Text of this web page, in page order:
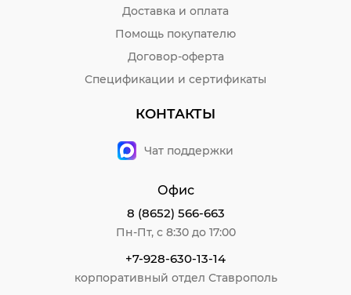
Доставка и оплата
Помощь покупателю
Договор-оферта
Спецификации и сертификаты
КОНТАКТЫ
Чат поддержки
Офис
8 (8652) 566-663
Пн-Пт, с 8:30 до 17:00
+7-928-630-13-14
корпоративный отдел Ставрополь